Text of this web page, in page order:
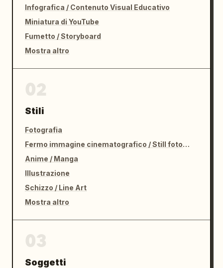
Infografica / Contenuto Visual Educativo
Miniatura di YouTube
Fumetto / Storyboard
Mostra altro
Stili
Fotografia
Fermo immagine cinematografico / Still fotografico
Anime / Manga
Illustrazione
Schizzo / Line Art
Mostra altro
Soggetti